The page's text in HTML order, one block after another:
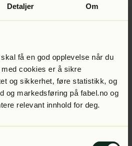
Detaljer Om
få en god opplevelse når du
cookies er å sikre
og sikkerhet, føre statistikk, og
og markedsføring på fabel.no og
relevant innhold for deg.